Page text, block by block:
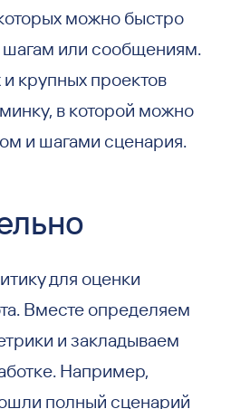
можно быстро
шагам или сообщениям.
крупных проектов
в которой можно
и шагами сценария.
для оценки
Вместе определяем
и закладываем
Например,
полный сценарий